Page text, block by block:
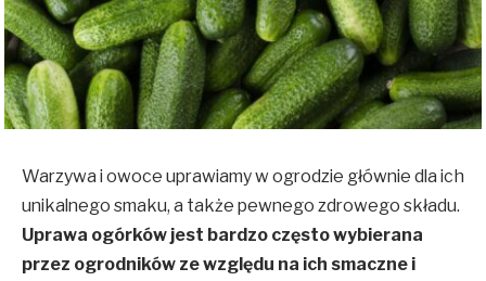
Warzywa i owoce uprawiamy w ogrodzie głównie dla ich
unikalnego smaku, a także pewnego zdrowego składu.
Uprawa ogórków jest bardzo często wybierana
przez ogrodników ze względu na ich smaczne i